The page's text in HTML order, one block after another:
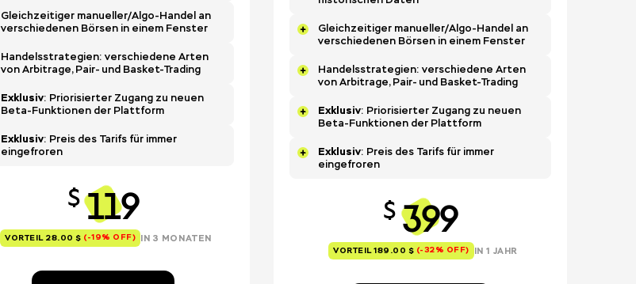
Gleichzeitiger manueller/Algo-Handel an
verschiedenen Börsen in einem Fenster
Handelsstrategien: verschiedene Arten
von Arbitrage, Pair- und Basket-Trading
Exklusiv: Priorisierter Zugang zu neuen
Beta-Funktionen der Plattform
Exklusiv: Preis des Tarifs für immer
eingefroren
$ 119
VORTEIL 28.00 $ (-19% OFF) IN 3 MONATEN
Gleichzeitiger manueller/Algo-Handel an
verschiedenen Börsen in einem Fenster
Handelsstrategien: verschiedene Arten
von Arbitrage, Pair- und Basket-Trading
Exklusiv: Priorisierter Zugang zu neuen
Beta-Funktionen der Plattform
Exklusiv: Preis des Tarifs für immer
eingefroren
$ 399
VORTEIL 189.00 $ (-32% OFF) IN 1 JAHR